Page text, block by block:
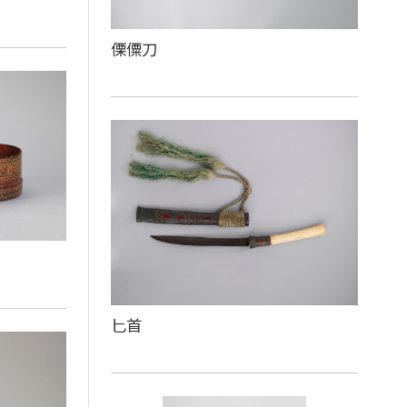
傈僳刀
匕首